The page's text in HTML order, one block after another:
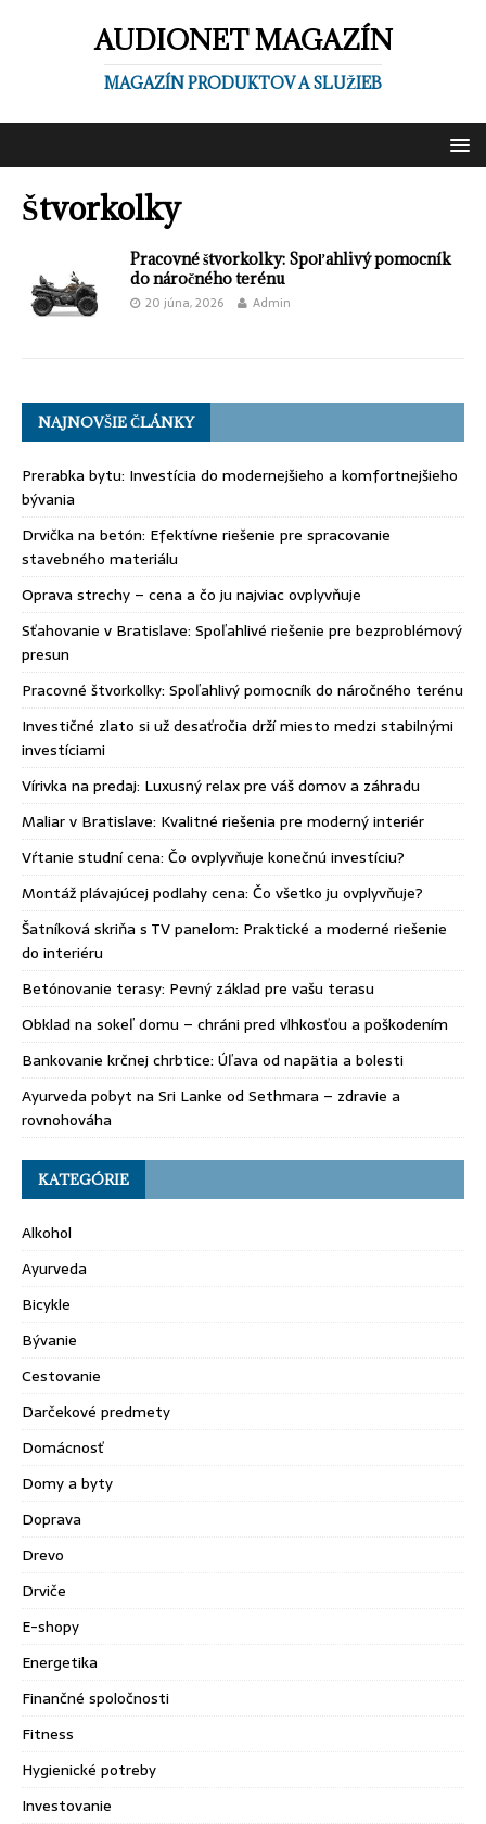
AUDIONET MAGAZÍN
MAGAZÍN PRODUKTOV A SLUŽIEB
Štvorkolky
Pracovné štvorkolky: Spoľahlivý pomocník
do náročného terénu
20 júna, 2026 Admin
NAJNOVŠIE ČLÁNKY
Prerabka bytu: Investícia do modernejšieho a komfortnejšieho
bývania
Drvička na betón: Efektívne riešenie pre spracovanie
stavebného materiálu
Oprava strechy – cena a čo ju najviac ovplyvňuje
Sťahovanie v Bratislave: Spoľahlivé riešenie pre bezproblémový
presun
Pracovné štvorkolky: Spoľahlivý pomocník do náročného terénu
Investičné zlato si už desaťročia drží miesto medzi stabilnými
investíciami
Vírivka na predaj: Luxusný relax pre váš domov a záhradu
Maliar v Bratislave: Kvalitné riešenia pre moderný interiér
Vŕtanie studní cena: Čo ovplyvňuje konečnú investíciu?
Montáž plávajúcej podlahy cena: Čo všetko ju ovplyvňuje?
Šatníková skriňa s TV panelom: Praktické a moderné riešenie
do interiéru
Betónovanie terasy: Pevný základ pre vašu terasu
Obklad na sokeľ domu – chráni pred vlhkosťou a poškodením
Bankovanie krčnej chrbtice: Úľava od napätia a bolesti
Ayurveda pobyt na Sri Lanke od Sethmara – zdravie a
rovnohováha
KATEGÓRIE
Alkohol
Ayurveda
Bicykle
Bývanie
Cestovanie
Darčekové predmety
Domácnosť
Domy a byty
Doprava
Drevo
Drviče
E-shopy
Energetika
Finančné spoločnosti
Fitness
Hygienické potreby
Investovanie